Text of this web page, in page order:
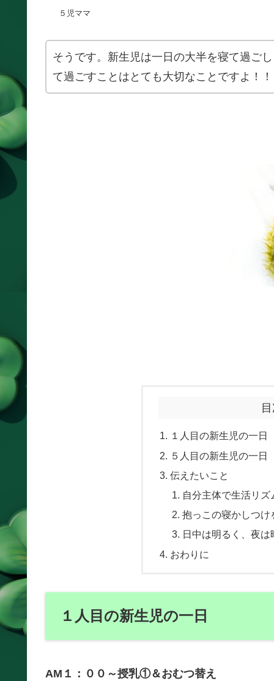
５児ママ
そうです。新生児は一日の大半を寝て過ご
て過ごすことはとても大切なことですよ！
１人目の新生児の一日
５人目の新生児の一日
伝えたいこと
自分主体で生活リズ
抱っこの寝かしつけ
日中は明るく、夜
おわりに
１人目の新生児の一日
AM１：００～授乳①＆おむつ替え